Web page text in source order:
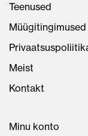
Teenused
Müügitingimused
Meist
Kontakt
Minu konto